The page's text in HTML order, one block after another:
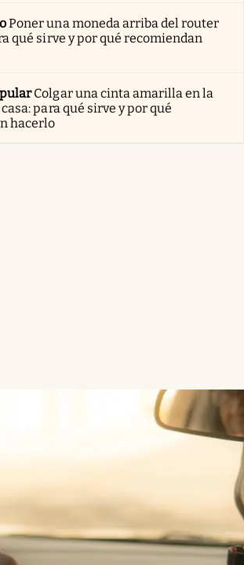
Poner una moneda arriba del router
qué sirve y por qué recomiendan
Colgar una cinta amarilla en la
para qué sirve y por qué
hacerlo